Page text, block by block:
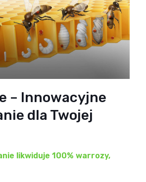
– Innowacyjne
dla Twojej
likwiduje 100% warrozy,